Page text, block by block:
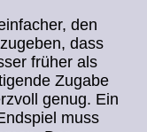
den
dass
früher als
Zugabe
genug. Ein
muss